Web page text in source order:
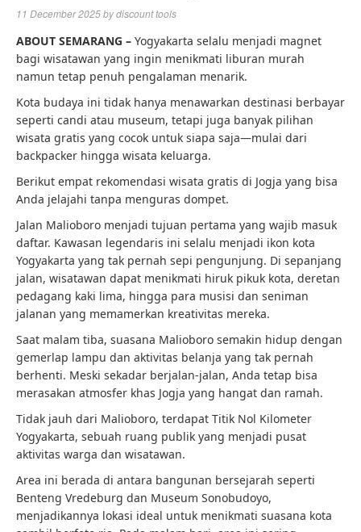
11 December 2025bydiscount tools
ABOUT SEMARANG – Yogyakarta selalu menjadi magnet
bagi wisatawan yang ingin menikmati liburan murah
namun tetap penuh pengalaman menarik.
Kota budaya ini tidak hanya menawarkan destinasi berbayar
seperti candi atau museum, tetapi juga banyak pilihan
wisata gratis yang cocok untuk siapa saja—mulai dari
backpacker hingga wisata keluarga.
Berikut empat rekomendasi wisata gratis di Jogja yang bisa
Anda jelajahi tanpa menguras dompet.
Jalan Malioboro menjadi tujuan pertama yang wajib masuk
daftar. Kawasan legendaris ini selalu menjadi ikon kota
Yogyakarta yang tak pernah sepi pengunjung. Di sepanjang
jalan, wisatawan dapat menikmati hiruk pikuk kota, deretan
pedagang kaki lima, hingga para musisi dan seniman
jalanan yang memamerkan kreativitas mereka.
Saat malam tiba, suasana Malioboro semakin hidup dengan
gemerlap lampu dan aktivitas belanja yang tak pernah
berhenti. Meski sekadar berjalan-jalan, Anda tetap bisa
merasakan atmosfer khas Jogja yang hangat dan ramah.
Tidak jauh dari Malioboro, terdapat Titik Nol Kilometer
Yogyakarta, sebuah ruang publik yang menjadi pusat
aktivitas warga dan wisatawan.
Area ini berada di antara bangunan bersejarah seperti
Benteng Vredeburg dan Museum Sonobudoyo,
menjadikannya lokasi ideal untuk menikmati suasana kota